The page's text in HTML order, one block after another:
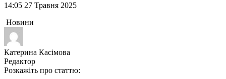
14:05 27 Травня 2025
Новини
Катерина Касімова
Редактор
Розкажіть про статтю: